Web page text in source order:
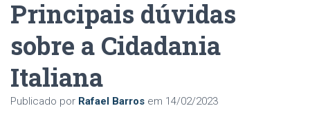
Principais dúvidas
sobre a Cidadania
Italiana
Publicado por Rafael Barros em 14/02/2023